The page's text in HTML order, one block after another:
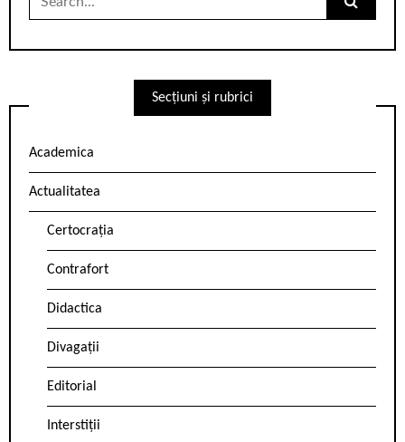
Secțiuni și rubrici
Academica
Actualitatea
Certocrația
Contrafort
Didactica
Divagații
Editorial
Interstiții